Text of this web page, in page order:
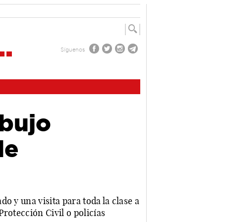
Síguenos
y una visita para toda la clase a
Civil o policías